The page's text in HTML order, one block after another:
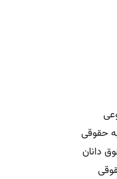
حقوقی
دانان